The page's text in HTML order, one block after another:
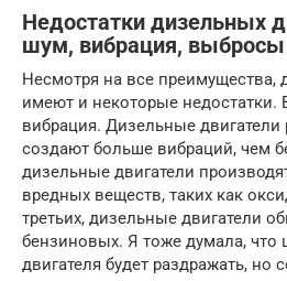
Недостатки дизельных
шум, вибрация, выбросы
Несмотря на все преимущества,
имеют и некоторые недостатки.
вибрация. Дизельные двигатели
создают больше вибраций, чем
дизельные двигатели
вредных веществ, таких как
третьих, дизельные двигатели
бензиновых. Я тоже думала, что
двигателя будет раздражать, но